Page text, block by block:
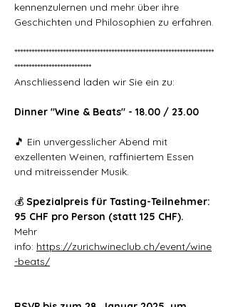
kennenzulernen und mehr über ihre
Geschichten und Philosophien zu erfahren.
**********************************************************************
***************************
Anschliessend laden wir Sie ein zu:
Dinner "Wine & Beats" - 18.00 / 23.00
🎵 Ein unvergesslicher Abend mit
exzellenten Weinen, raffiniertem Essen
und mitreissender Musik.
💰 Spezialpreis für Tasting-Teilnehmer:
95 CHF pro Person (statt 125 CHF).
Mehr
info: https://zurichwineclub.ch/event/wine
-beats/